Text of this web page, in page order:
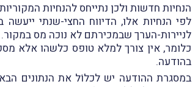
הנחיות חדשות ולכן נתייחס להנחיות
לפי הנחיות אלו, הדיווח החצי-שנתי
לניירות-הערך שבמכירתם לא נוכה מס במקור.
כלומר, אין צורך למלא טופס כלשהו אלא
בהודעה.